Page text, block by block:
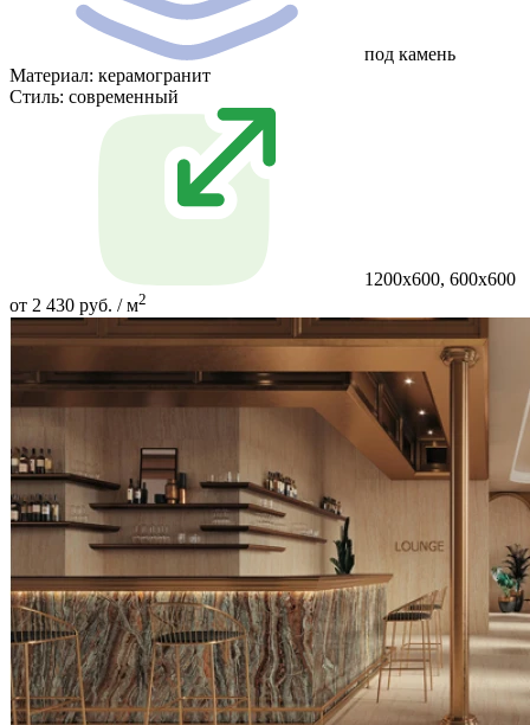
под камень
Материал: керамогранит
Стиль: современный
1200x600, 600x600
от 2 430 руб. / м2